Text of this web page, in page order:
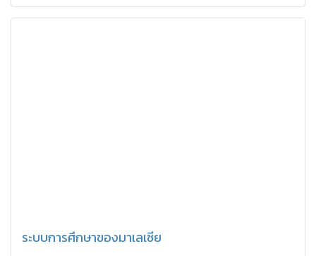
ระบบการศึกษาของมาเลเซีย